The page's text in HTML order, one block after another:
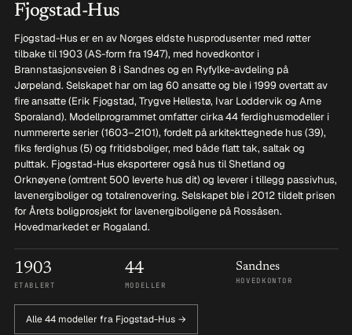
Fjogstad-Hus
Fjogstad-Hus er en av Norges eldste husprodusenter med røtter
tilbake til 1903 (AS-form fra 1947), med hovedkontor i
Brannstasjonsveien 8 i Sandnes og en Ryfylke-avdeling på
Jørpeland. Selskapet har om lag 60 ansatte og ble i 1999 overtatt av
fire ansatte (Erik Fjogstad, Trygve Hellestø, Ivar Loddervik og Arne
Sporaland). Modellprogrammet omfatter cirka 44 ferdighusmodeller i
nummererte serier (1603–2101), fordelt på arkitekttegnede hus (39),
fiks ferdighus (5) og fritidsboliger, med både flatt tak, saltak og
pulttak. Fjogstad-Hus eksporterer også hus til Shetland og
Orknøyene (omtrent 500 leverte hus dit) og leverer i tillegg passivhus,
lavenergiboliger og totalrenovering. Selskapet ble i 2012 tildelt prisen
for Årets boligprosjekt for lavenergiboligene på Rossåsen.
Hovedmarkedet er Rogaland.
1903
ETABLERT
44
MODELLER
Sandnes
HOVEDKONTOR
Alle 44 modeller fra Fjogstad-Hus →